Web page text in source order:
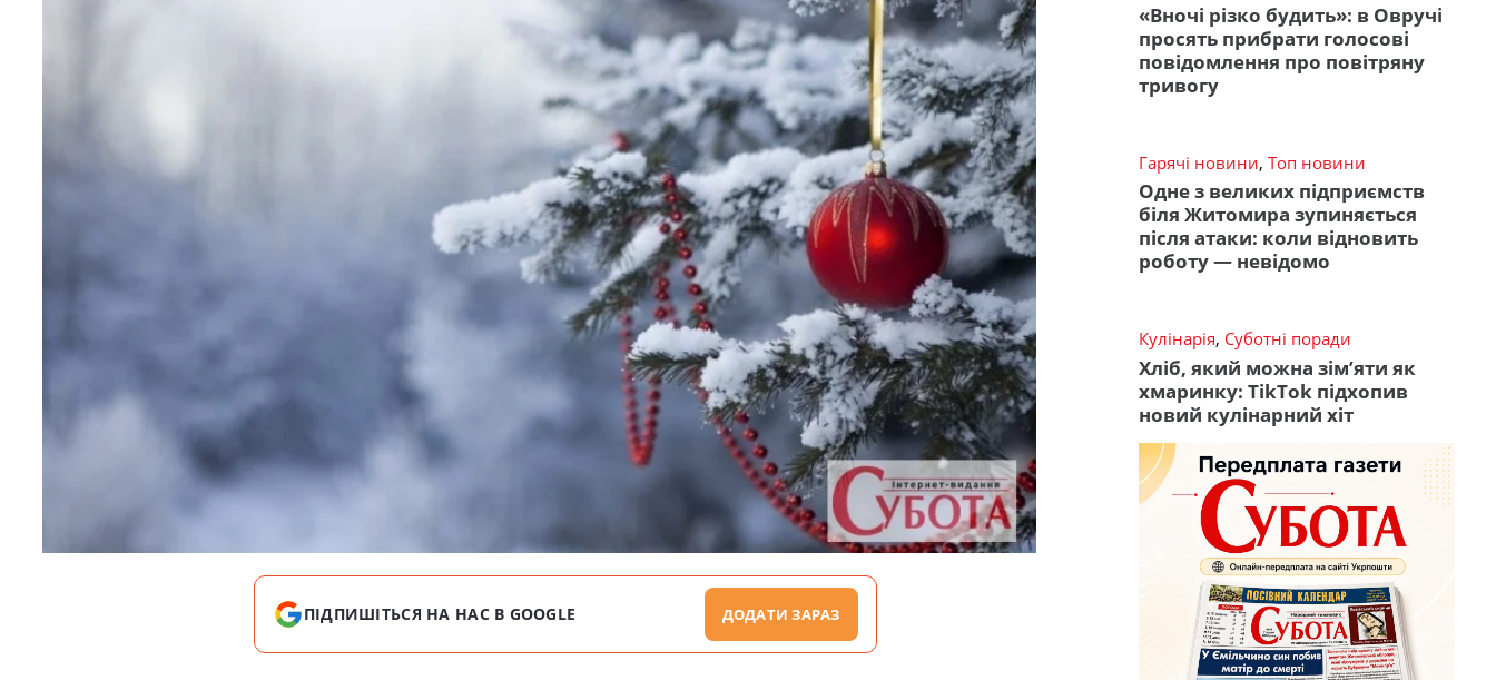
ПІДПИШІТЬСЯ НА НАС В GOOGLE ДОДАТИ ЗАРАЗ
«Вночі різко будить»: в Овручі
просять прибрати голосові
повідомлення про повітряну
тривогу
Гарячі новини, Топ новини
Одне з великих підприємств
біля Житомира зупиняється
після атаки: коли відновить
роботу — невідомо
Кулінарія, Суботні поради
Хліб, який можна зім’яти як
хмаринку: TikTok підхопив
новий кулінарний хіт